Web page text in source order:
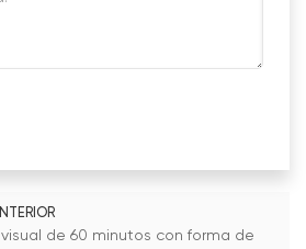
visual de 60 minutos con forma de